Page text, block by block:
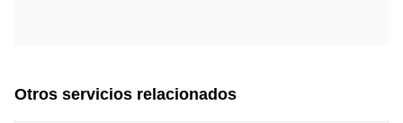
Otros servicios relacionados